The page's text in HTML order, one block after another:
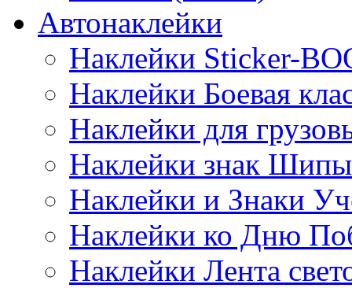
Автонаклейки
Наклейки Sticker-
Наклейки Боевая
Наклейки для
Наклейки знак Шипы
Наклейки и Знаки
Наклейки ко Дню
Наклейки Лента